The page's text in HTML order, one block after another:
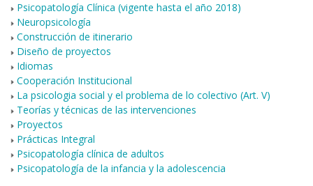
Psicopatología Clínica (vigente hasta el año 2018)
Neuropsicología
Construcción de itinerario
Diseño de proyectos
Idiomas
Cooperación Institucional
La psicologia social y el problema de lo colectivo (Art. V)
Teorías y técnicas de las intervenciones
Proyectos
Prácticas Integral
Psicopatología clínica de adultos
Psicopatología de la infancia y la adolescencia